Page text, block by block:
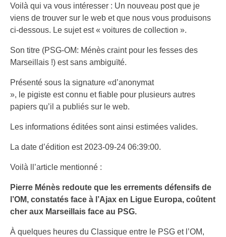
Voilà qui va vous intéresser : Un nouveau post que je
viens de trouver sur le web et que nous vous produisons
ci-dessous. Le sujet est « voitures de collection ».
Son titre (PSG-OM: Ménès craint pour les fesses des
Marseillais !) est sans ambiguïté.
Présenté sous la signature «d’anonymat
», le pigiste est connu et fiable pour plusieurs autres
papiers qu’il a publiés sur le web.
Les informations éditées sont ainsi estimées valides.
La date d’édition est 2023-09-24 06:39:00.
Voilà ll’article mentionné :
Pierre Ménès redoute que les errements défensifs de
l’OM, constatés face à l’Ajax en Ligue Europa, coûtent
cher aux Marseillais face au PSG.
À quelques heures du Classique entre le PSG et l’OM,